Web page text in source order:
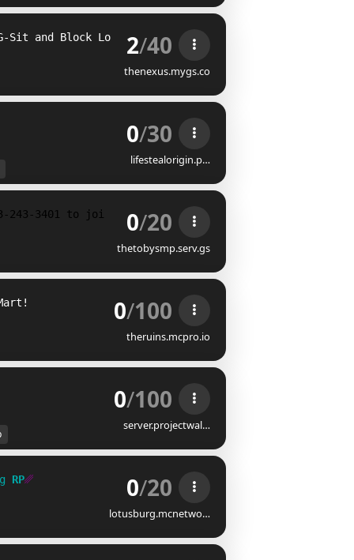
Sit and Block Locker!
2/40
thenexus.mygs.co
0/30
lifestealorigin.p…
243-3401 to join <30/20
thetobysmp.serv.gs
0/100
theruins.mcpro.io
0/100
server.projectwal…
RP␥ 0/20
lotusburg.mcnetwo…